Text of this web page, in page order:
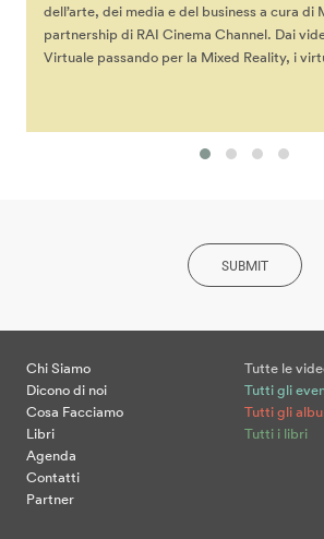
dell’arte, dei media e del business a cura di
partnership di RAI Cinema Channel. Dai
Virtuale passando per la Mixed Reality, i
SUBMIT
Chi Siamo
Dicono di noi
Cosa Facciamo
Libri
Agenda
Contatti
Partner
Tutte le
Tutti gli
Tutti gli
Tutti i libri